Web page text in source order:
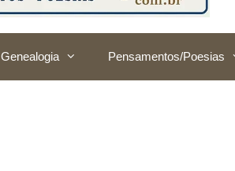
Genealogia Pensamentos/Poesias